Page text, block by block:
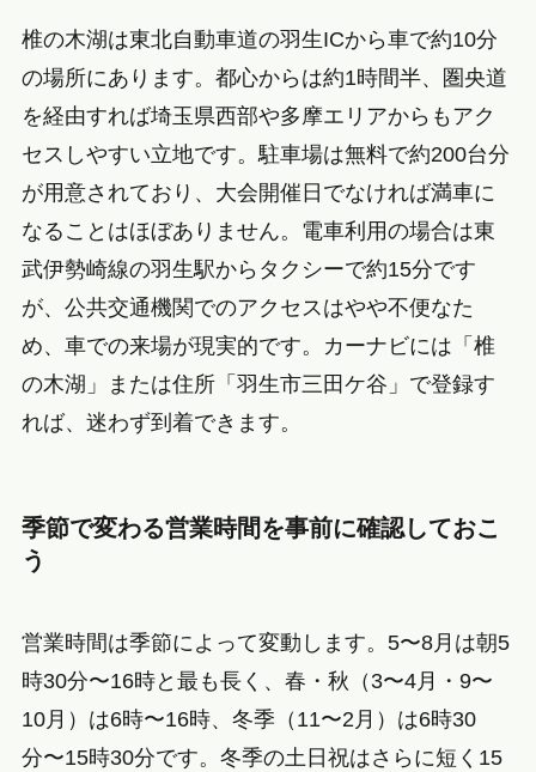
椎の木湖は東北自動車道の羽生ICから車で約10分
の場所にあります。都心からは約1時間半、圏央道
を経由すれば埼玉県西部や多摩エリアからもアク
セスしやすい立地です。駐車場は無料で約200台分
が用意されており、大会開催日でなければ満車に
なることはほぼありません。電車利用の場合は東
武伊勢崎線の羽生駅からタクシーで約15分です
が、公共交通機関でのアクセスはやや不便なた
め、車での来場が現実的です。カーナビには「椎
の木湖」または住所「羽生市三田ケ谷」で登録す
れば、迷わず到着できます。
季節で変わる営業時間を事前に確認しておこ
う
営業時間は季節によって変動します。5〜8月は朝5
時30分〜16時と最も長く、春・秋（3〜4月・9〜
10月）は6時〜16時、冬季（11〜2月）は6時30
分〜15時30分です。冬季の土日祝はさらに短く15